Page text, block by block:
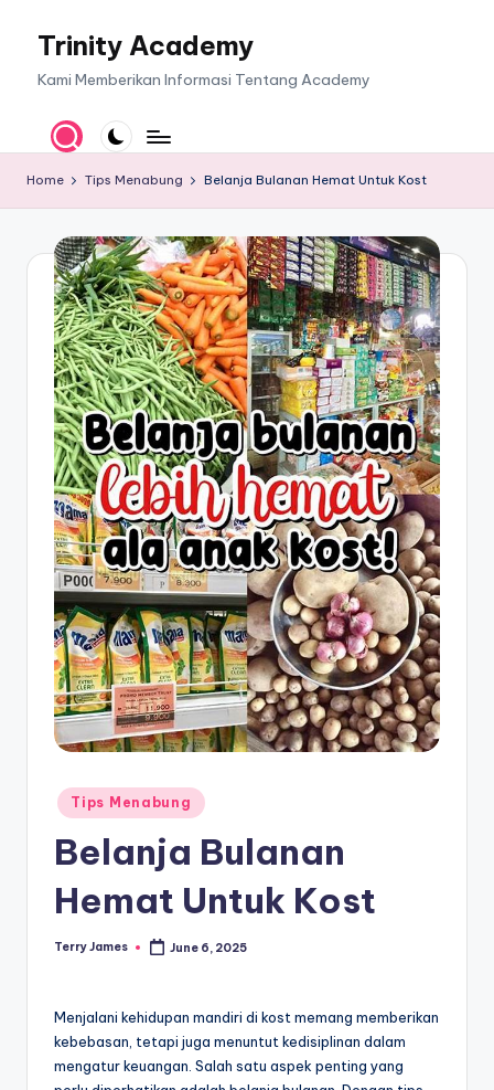
Trinity Academy
Kami Memberikan Informasi Tentang Academy
Home Tips Menabung Belanja Bulanan Hemat Untuk Kost
Posted
in
Tips Menabung
Belanja Bulanan
Hemat Untuk Kost
Posted
Terry James June 6, 2025
Menjalani kehidupan mandiri di kost memang memberikan
kebebasan, tetapi juga menuntut kedisiplinan dalam
mengatur keuangan. Salah satu aspek penting yang